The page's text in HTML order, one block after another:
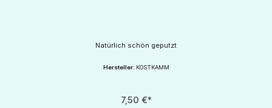
Natürlich schön geputzt
Hersteller: KOSTKAMM
7,50 €*